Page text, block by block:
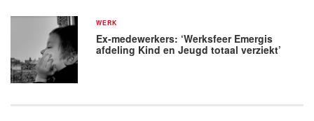
WERK
Ex-medewerkers: ‘Werksfeer Emergis
afdeling Kind en Jeugd totaal verziekt’